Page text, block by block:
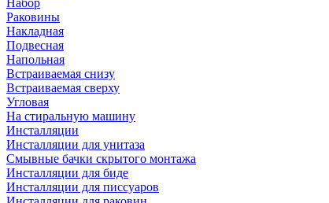
Набор
Раковины
Накладная
Подвесная
Напольная
Встраиваемая снизу
Встраиваемая сверху
Угловая
На стиральную машину
Инсталляции
Инсталляции для унитаза
Смывные бачки скрытого монтажа
Инсталляции для биде
Инсталляции для писсуаров